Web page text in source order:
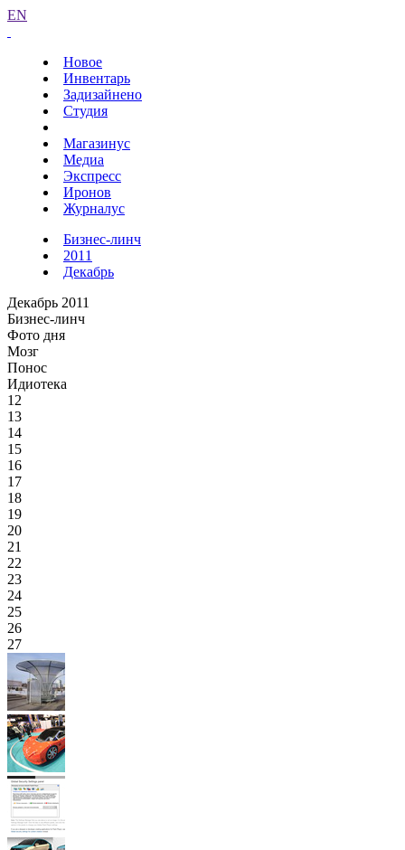
EN
Новое
Инвентарь
Задизайнено
Студия
Магазинус
Медиа
Экспресс
Иронов
Журналус
Бизнес-линч
2011
Декабрь
Декабрь 2011
Бизнес-линч
Фото дня
Мозг
Понос
Идиотека
12
13
14
15
16
17
18
19
20
21
22
23
24
25
26
27